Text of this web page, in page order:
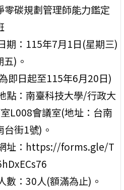
零碳規劃管理師能力鑑定
期：115年7月1日(星期三)
)。
即日起至115年6月20日)
點：南臺科技大學/行政大
L008會議室(地址：台南
台街1號)。
址：https://forms.gle/T
數：30人(額滿為止)。